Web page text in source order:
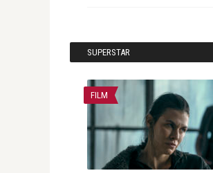
SUPERSTAR
FILM